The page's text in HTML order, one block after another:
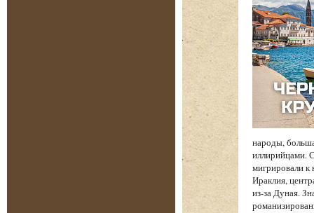
народы,
иллирийцами.
мигрировали к
Ираклия,
из-за Дуная.